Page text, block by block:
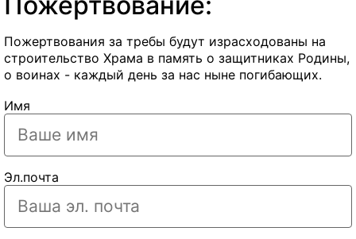
Пожертвования за требы будут израсходованы на
строительство Храма в память о защитниках Родины,
о воинах - каждый день за нас ныне погибающих.
Имя
Эл.почта